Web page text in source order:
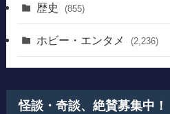
歴史 (855)
ホビー・エンタメ (2,236)
怪談・奇談、絶賛募集中！